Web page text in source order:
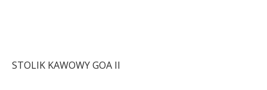
STOLIK KAWOWY GOA II